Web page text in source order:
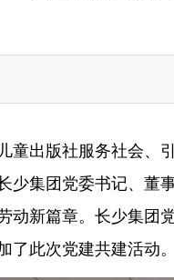
出版社服务社会、
少集团党委书记、
新篇章。长少集
此次党建共建活动